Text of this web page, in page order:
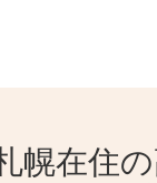
幌在住